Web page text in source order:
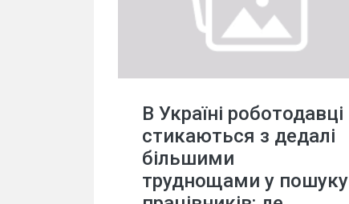
В Україні роботодавці
стикаються з дедалі
більшими
труднощами у пошуку